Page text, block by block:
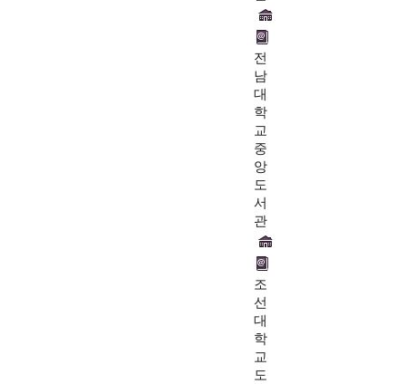
전
남
대
학
교
중
앙
도
서
관
조
선
대
학
교
도